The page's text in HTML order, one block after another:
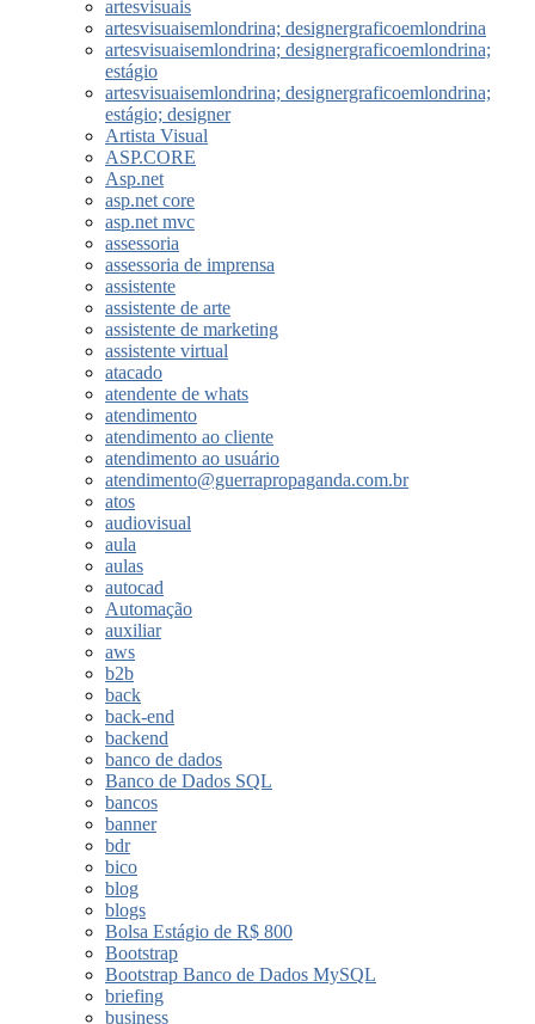
artesvisuais
artesvisuaisemlondrina; designergraficoemlondrina
artesvisuaisemlondrina; designergraficoemlondrina;
estágio
artesvisuaisemlondrina; designergraficoemlondrina;
estágio; designer
Artista Visual
ASP.CORE
Asp.net
asp.net core
asp.net mvc
assessoria
assessoria de imprensa
assistente
assistente de arte
assistente de marketing
assistente virtual
atacado
atendente de whats
atendimento
atendimento ao cliente
atendimento ao usuário
atendimento@guerrapropaganda.com.br
atos
audiovisual
aula
aulas
autocad
Automação
auxiliar
aws
b2b
back
back-end
backend
banco de dados
Banco de Dados SQL
bancos
banner
bdr
bico
blog
blogs
Bolsa Estágio de R$ 800
Bootstrap
Bootstrap Banco de Dados MySQL
briefing
business